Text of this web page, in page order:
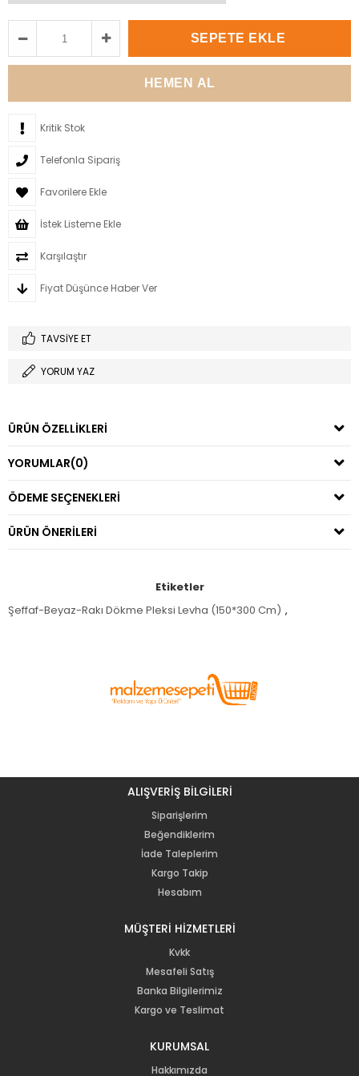
Kritik Stok
Telefonla Sipariş
Favorilere Ekle
İstek Listeme Ekle
Karşılaştır
Fiyat Düşünce Haber Ver
TAVSIYE ET
YORUM YAZ
ÜRÜN ÖZELLIKLERI
YORUMLAR(0)
ÖDEME SEÇENEKLERI
ÜRÜN ÖNERILERI
Etiketler
Şeffaf-Beyaz-Rakı Dökme Pleksi Levha (150*300 Cm) ,
ALIŞVERİŞ BİLGİLERİ
Siparişlerim
Beğendiklerim
İade Taleplerim
Kargo Takip
Hesabım
MÜŞTERİ HİZMETLERİ
Kvkk
Mesafeli Satış
Banka Bilgilerimiz
Kargo ve Teslimat
KURUMSAL
Hakkımızda